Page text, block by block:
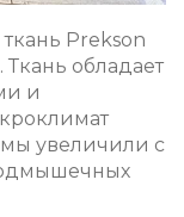
Prekson
обладает
и
мы увеличили с